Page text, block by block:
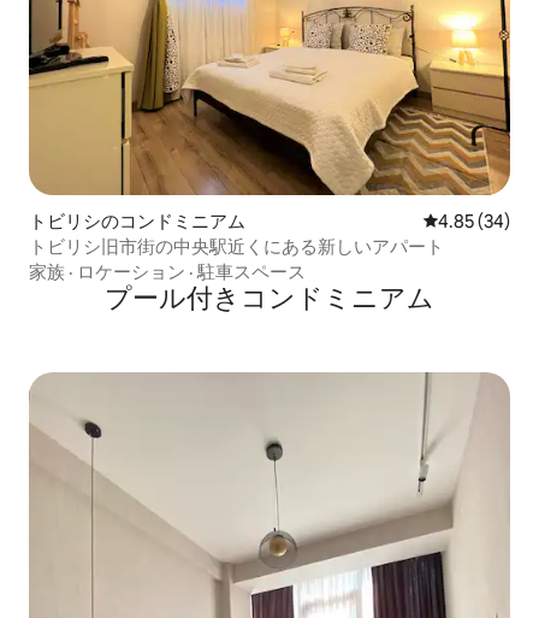
トビリシのコンドミニアム レビュー34
4.85 (34)
トビリシ旧市街の中央駅近くにある新しいアパート
家族 · ロケーション ·駐車スペース
プール付きコンドミニアム